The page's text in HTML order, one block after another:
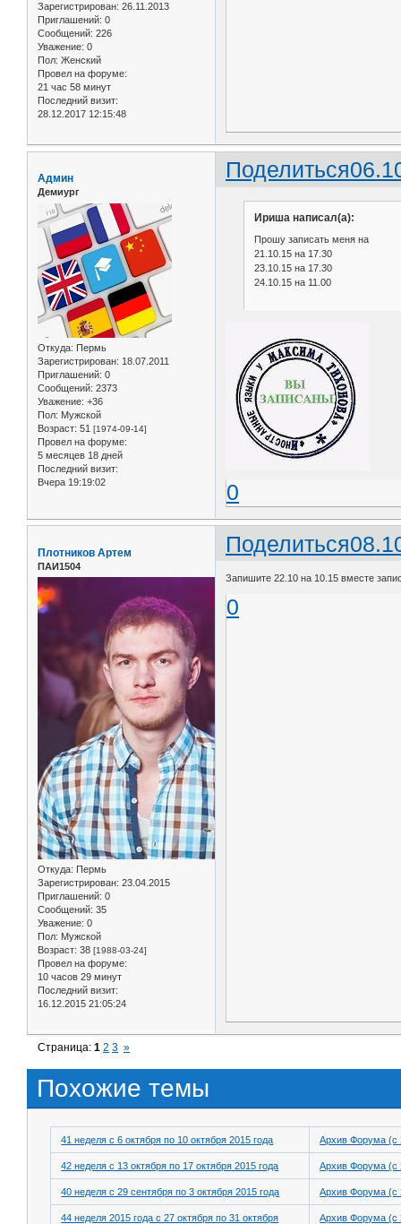
Зарегистрирован: 26.11.2013
Приглашений: 0
Сообщений: 226
Уважение: 0
Пол: Женский
Провел на форуме:
21 час 58 минут
Последний визит:
28.12.2017 12:15:48
Поделиться
Админ
Демиург
Откуда: Пермь
Зарегистрирован: 18.07.2011
Приглашений: 0
Сообщений: 2373
Уважение: +36
Пол: Мужской
Возраст: 51 [1974-09-14]
Провел на форуме:
5 месяцев 18 дней
Последний визит:
Вчера 19:19:02
Ириша написал(а):
Прошу записать меня на
21.10.15 на 17.30
23.10.15 на 17.30
24.10.15 на 11.00
0
Поделиться
Плотников Артем
ПАИ1504
Откуда: Пермь
Зарегистрирован: 23.04.2015
Приглашений: 0
Сообщений: 35
Уважение: 0
Пол: Мужской
Возраст: 38 [1988-03-24]
Провел на форуме:
10 часов 29 минут
Последний визит:
16.12.2015 21:05:24
Запишите 22.10 на 10.15 вместе
0
Страница:1 2 3 »
Похожие темы
41 неделя с 6 октября по 10 октября 2015 года Архив Форума (с
42 неделя с 13 октября по 17 октября 2015 года Архив Форума (с
40 неделя с 29 сентября по 3 октября 2015 года Архив Форума (с
44 неделя 2015 года с 27 октября по 31 октября Архив Форума (с